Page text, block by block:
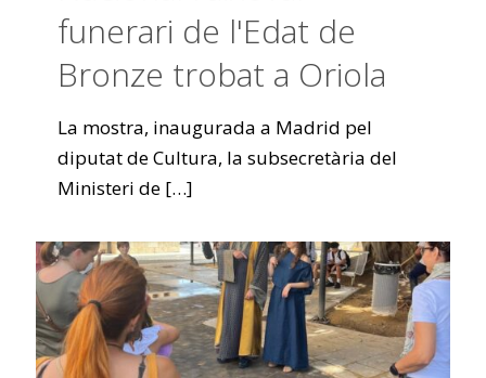
funerari de l'Edat de
Bronze trobat a Oriola
La mostra, inaugurada a Madrid pel
diputat de Cultura, la subsecretària del
Ministeri de […]